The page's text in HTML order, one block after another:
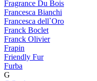
Fragrance Du Bois
Francesca Bianchi
Francesca dell`Oro
Franck Boclet
Franck Olivier
Frapin
Friendly Fur
Furba
G